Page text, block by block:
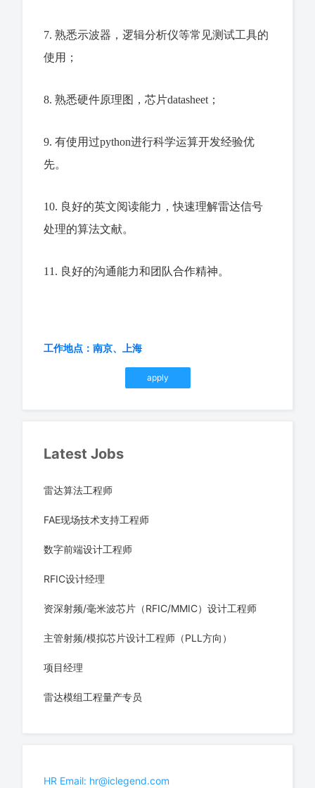
7. 熟悉示波器，逻辑分析仪等常见测试工具的
使用；
8. 熟悉硬件原理图，芯片datasheet；
9. 有使用过python进行科学运算开发经验优
先。
10. 良好的英文阅读能力，快速理解雷达信号
处理的算法文献。
11. 良好的沟通能力和团队合作精神。
工作地点：南京、上海
apply
Latest Jobs
雷达算法工程师
FAE现场技术支持工程师
数字前端设计工程师
RFIC设计经理
资深射频/毫米波芯片（RFIC/MMIC）设计工程师
主管射频/模拟芯片设计工程师（PLL方向）
项目经理
雷达模组工程量产专员
HR Email: hr@iclegend.com